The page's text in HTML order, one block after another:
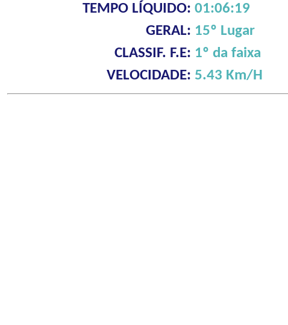
TEMPO LÍQUIDO: 01:06:19
GERAL: 15º Lugar
CLASSIF. F.E: 1º da faixa
VELOCIDADE: 5.43 Km/H